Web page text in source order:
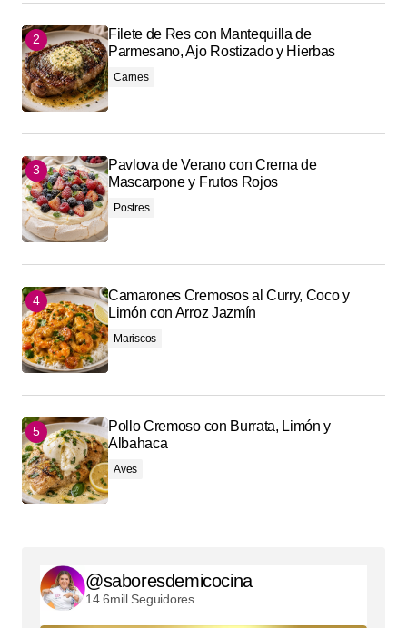
Filete de Res con Mantequilla de
Parmesano, Ajo Rostizado y Hierbas
Carnes
Pavlova de Verano con Crema de
Mascarpone y Frutos Rojos
Postres
Camarones Cremosos al Curry, Coco y
Limón con Arroz Jazmín
Mariscos
Pollo Cremoso con Burrata, Limón y
Albahaca
Aves
@saboresdemicocina
14.6mill Seguidores